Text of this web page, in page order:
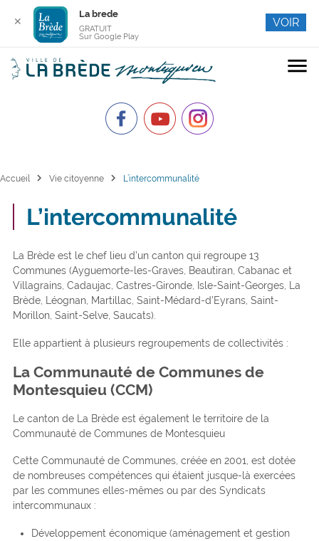
menu
Accueil chevron_right Vie citoyenne chevron_right L’intercommunalité
L’intercommunalité
La Brède est le chef lieu d’un canton qui regroupe 13
Communes (Ayguemorte-les-Graves, Beautiran, Cabanac et
Villagrains, Cadaujac, Castres-Gironde, Isle-Saint-Georges, La
Brède, Léognan, Martillac, Saint-Médard-d’Eyrans, Saint-
Morillon, Saint-Selve, Saucats).
Elle appartient à plusieurs regroupements de collectivités :
La Communauté de Communes de
Montesquieu (CCM)
Le canton de La Brède est également le territoire de la
Communauté de Communes de Montesquieu
Cette Communauté de Communes, créée en 2001, est dotée
de nombreuses compétences qui étaient jusque-là exercées
par les communes elles-mêmes ou par des Syndicats
intercommunaux :
Développement économique (aménagement et gestion
✕
La brede
GRATUIT
Sur Google Play
VOIR